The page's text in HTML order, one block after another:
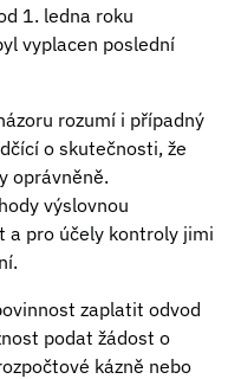
1. ledna roku
vyplacen poslední
rozumí i případný
o skutečnosti, že
oprávněně.
výslovnou
a pro účely kontroly jimi
zaplatit odvod
podat žádost o
kázně nebo